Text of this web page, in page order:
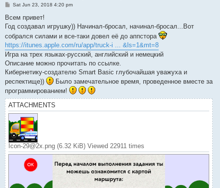
P
s
Sat Jun 23, 2018 4:20 pm
Всем привет!
Год создавал игрушку)) Начинал-бросал, начинал-бросал...Вот
собрался силами и все-таки довел её до аппстора
https://itunes.apple.com/ru/app/truck-i ... &ls=1&mt=8
Игра на трех языках-русский, английский и немецкий
Описание можно прочитать по ссылке.
Кибернетику-создателю Smart Basic глубочайшая уважуха и
респектище))
Было замечательное время, проведенное вместе за
программированием!
ATTACHMENTS
Icon-29@2x.png (6.32 KiB) Viewed 22911 times